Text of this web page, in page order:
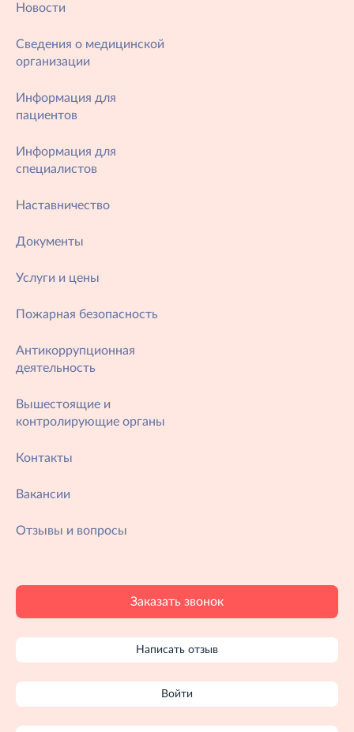
Новости
Сведения о медицинской
организации
Информация для
пациентов
Информация для
специалистов
Наставничество
Документы
Услуги и цены
Пожарная безопасность
Антикоррупционная
деятельность
Вышестоящие и
контролирующие органы
Контакты
Вакансии
Отзывы и вопросы
Заказать звонок
Написать отзыв
Войти